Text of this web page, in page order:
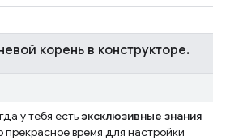
корень в конструкторе.
у тебя естьэксклюзивные знания
время для настройки